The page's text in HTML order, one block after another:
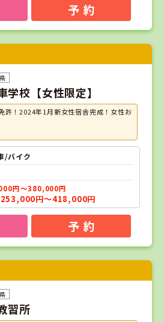
予 約
校【女性限定】
許！2024年1月新女性宿舎完成！女性お
/バイク
円～380,000円
円～418,000円
予 約
習所